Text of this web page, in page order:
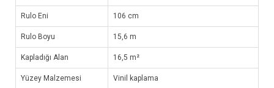
Rulo Eni 106 cm
Rulo Boyu 15,6 m
Kapladığı Alan 16,5 m²
Yüzey Malzemesi Vinil kaplama